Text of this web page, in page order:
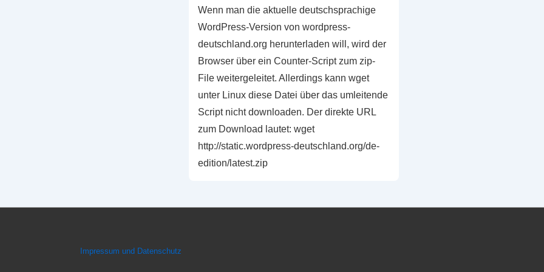
Wenn man die aktuelle deutschsprachige
WordPress-Version von wordpress-
deutschland.org herunterladen will, wird der
Browser über ein Counter-Script zum zip-
File weitergeleitet. Allerdings kann wget
unter Linux diese Datei über das umleitende
Script nicht downloaden. Der direkte URL
zum Download lautet: wget
http://static.wordpress-deutschland.org/de-
edition/latest.zip
Footer-
Impressum und Datenschutz